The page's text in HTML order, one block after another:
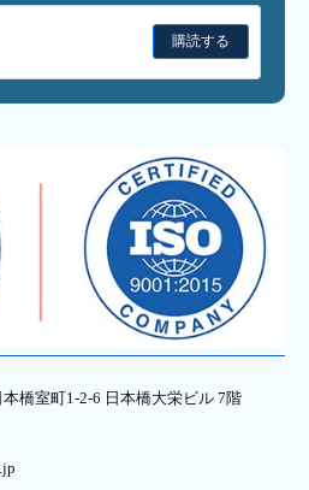
購読する
橋室町1-2-6 日本橋大栄ビル 7階